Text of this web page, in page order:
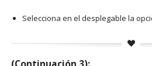
Selecciona en el desplegable la